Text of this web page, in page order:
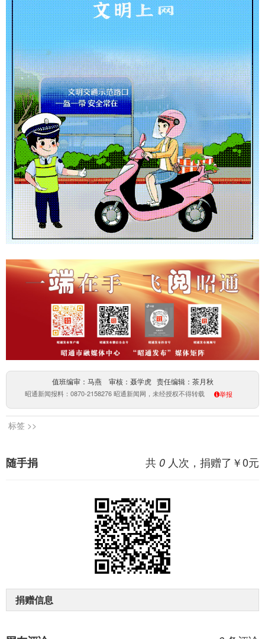
值班编审：马燕 审核：聂学虎 责任编辑：茶月秋
昭通新闻报料：0870-2158276 昭通新闻网，未经授权不得转载 举报
标签 >>
共 0 人次，捐赠了￥0元
随手捐
捐赠信息